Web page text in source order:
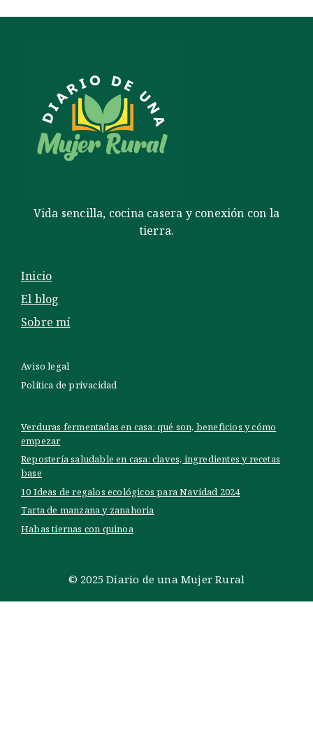
Vida sencilla, cocina casera y conexión con la
tierra.
Inicio
El blog
Sobre mí
Aviso legal
Política de privacidad
Verduras fermentadas en casa: qué son, beneficios y cómo
empezar
Repostería saludable en casa: claves, ingredientes y recetas
base
10 Ideas de regalos ecológicos para Navidad 2024
Tarta de manzana y zanahoria
Habas tiernas con quinoa
© 2025 Diario de una Mujer Rural